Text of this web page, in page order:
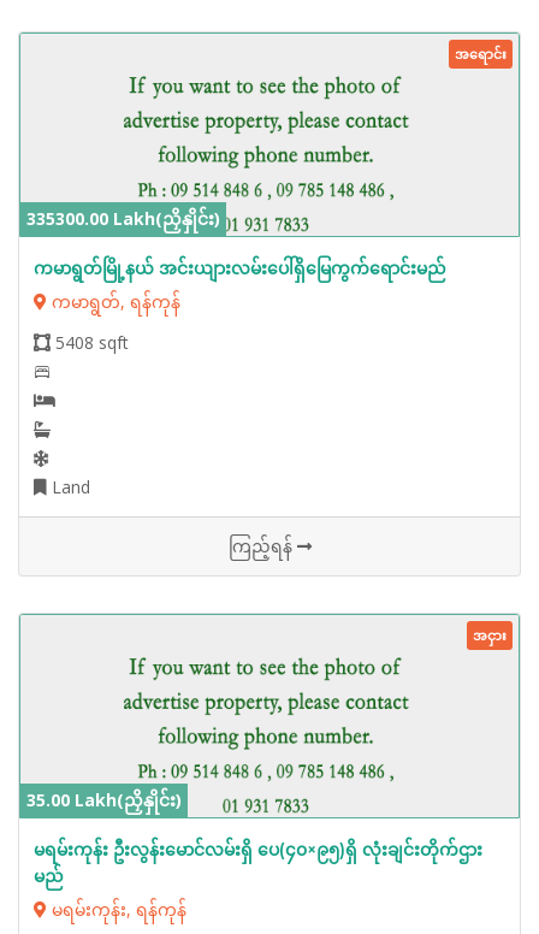
335300.00 Lakh(ညှိနှိုင်း)
အရောင်း
ကမာရွတ်မြို့နယ် အင်းယျားလမ်းပေါ်ရှိမြေကွက်ရောင်းမည်
ကမာရွတ်, ရန်ကုန်
5408 sqft
Land
ကြည့်ရန်
35.00 Lakh(ညှိနှိုင်း)
အငှား
မရမ်းကုန်း ဦးလွန်းမောင်လမ်းရှိ ပေ(၄၀×၉၅)ရှိ လုံးချင်းတိုက်‌ဌား
မည်
မရမ်းကုန်း, ရန်ကုန်